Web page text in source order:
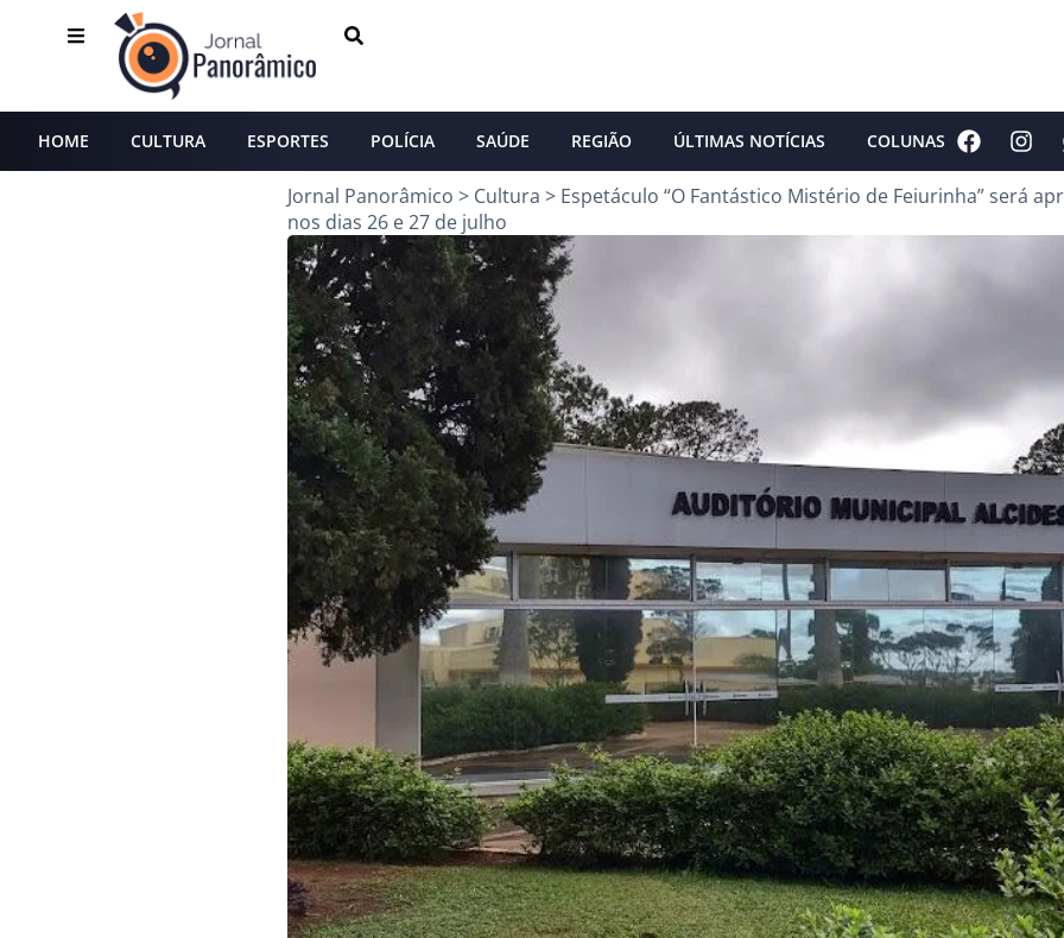
HOME CULTURA ESPORTES POLÍCIA SAÚDE REGIÃO ÚLTIMAS NOTÍCIAS COLUNAS
Jornal Panorâmico > Cultura > Espetáculo “O Fantástico Mistério de Feiurinha” será
nos dias 26 e 27 de julho